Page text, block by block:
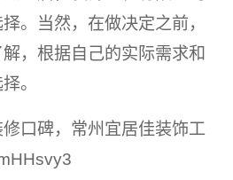
。当然，在做决定之前，
，根据自己的实际需求和
。
口碑，常州宜居佳装饰工